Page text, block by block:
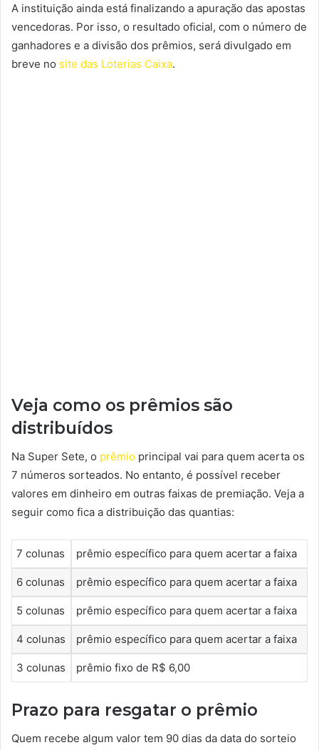
A instituição ainda está finalizando a apuração das apostas
vencedoras. Por isso, o resultado oficial, com o número de
ganhadores e a divisão dos prêmios, será divulgado em
breve no site das Loterias Caixa.
Veja como os prêmios são
distribuídos
Na Super Sete, o prêmio principal vai para quem acerta os
7 números sorteados. No entanto, é possível receber
valores em dinheiro em outras faixas de premiação. Veja a
seguir como fica a distribuição das quantias:
7 colunas prêmio específico para quem acertar a faixa
6 colunas prêmio específico para quem acertar a faixa
5 colunas prêmio específico para quem acertar a faixa
4 colunas prêmio específico para quem acertar a faixa
3 colunas prêmio fixo de R$ 6,00
Prazo para resgatar o prêmio
Quem recebe algum valor tem 90 dias da data do sorteio